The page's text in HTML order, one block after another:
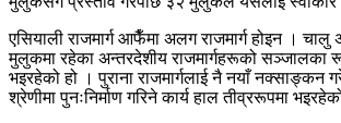
एसियाली राजमार्ग आफैँमा अलग राजमार्ग होइन । चालु
मुलुकमा रहेका अन्तरदेशीय राजमार्गहरूको सञ्जालका
भइरहेको हो । पुराना राजमार्गलाई नै नयाँ नक्साङ्कन
श्रेणीमा पुनःनिर्माण गरिने कार्य हाल तीव्ररूपमा